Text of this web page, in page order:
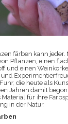
färben kann jeder.
Pflanzen, einen
und einen
die heute als
Jahren damit
Material für ihre
in der Natur.